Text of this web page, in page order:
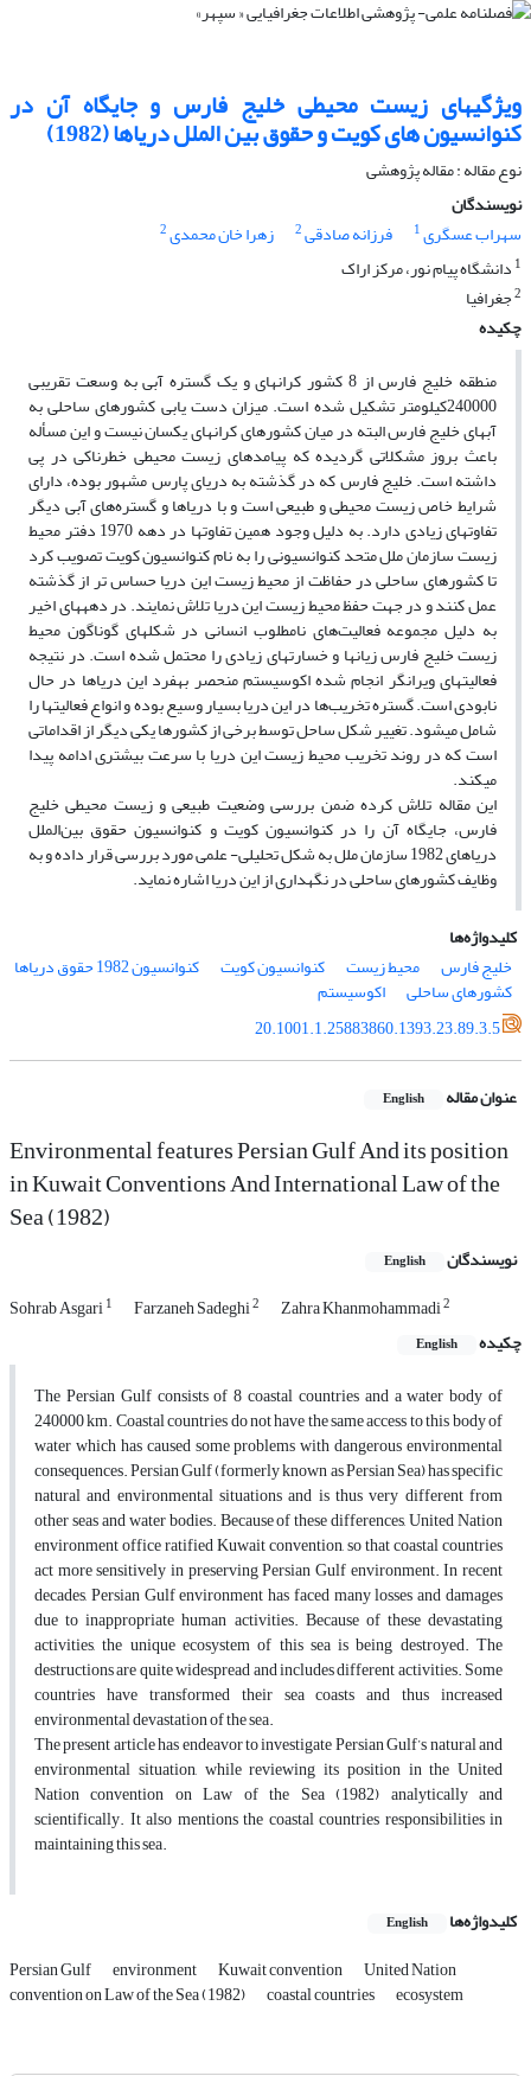
ویژگی‎های زیست محیطی خلیج فارس و جایگاه آن در
کنوانسیون های کویت و حقوق بین الملل دریاها (1982)
نوع مقاله : مقاله پژوهشی
نویسندگان
سهراب عسگری1 فرزانه صادقی2 زهرا خان محمدی2
1 دانشگاه پیام نور، مرکز اراک
2جغرافیا
چکیده
منطقه خلیج فارس از 8 کشور کرانه‎ای و یک گستره آبی به وسعت تقریبی
240000کیلومتر تشکیل شده است. میزان دست یابی کشورهای ساحلی به
آب‎های خلیج فارس البته در میان کشورهای کرانه‎ای یکسان نیست و این مسأله
باعث بروز مشکلاتی گردیده که پیامدهای زیست محیطی خطرناکی در پی
داشته است. خلیج فارس که در گذشته به دریای پارس مشهور بوده، دارای
شرایط خاص زیست محیطی و طبیعی است و با دریاها و گستره‌های آبی دیگر
تفاوت‎های زیادی دارد. به دلیل وجود همین تفاوت‎ها در دهه 1970 دفتر محیط
زیست سازمان ملل متحد کنوانسیونی را به نام کنوانسیون کویت تصویب کرد
تا کشورهای ساحلی در حفاظت از محیط زیست این دریا حساس تر از گذشته
عمل کنند و در جهت حفظ محیط زیست این دریا تلاش نمایند. در دهه‎های اخیر
به دلیل مجموعه فعالیت‌های نامطلوب انسانی در شکل‎های گوناگون محیط
زیست خلیج فارس زیان‎ها و خسارت‎های ‎زیادی را محتمل شده است. در نتیجه
فعالیت‎های ویرانگر انجام شده اکوسیستم منحصر به‎فرد این دریاها در حال
نابودی است. گستره تخریب‌ها در این دریا بسیار وسیع بوده و انواع فعالیت‎ها را
شامل می‎شود. تغییر شکل ساحل توسط برخی از کشورها یکی دیگر از اقداماتی
است که در روند تخریب محیط زیست این دریا با سرعت بیشتری ادامه پیدا
می‎کند.
این مقاله تلاش ‎کرده ضمن بررسی وضعیت طبیعی و زیست محیطی خلیج
فارس، جایگاه آن را در کنوانسیون کویت و کنوانسیون حقوق بین‌الملل
دریاهای 1982 سازمان ملل به شکل تحلیلی- علمی مورد بررسی قرار داده و به
وظایف کشورهای ساحلی در نگهداری از این دریا اشاره نماید.
کلیدواژه‌ها
خلیج فارس
محیط زیست کنوانسیون کویت کنوانسیون 1982 حقوق دریاها
کشورهای ساحلی
اکوسیستم
20.1001.1.25883860.1393.23.89.3.5
عنوان مقاله English
Environmental features Persian Gulf And its position
in Kuwait Conventions And International Law of the
Sea (1982)
نویسندگان English
Sohrab Asgari1 Farzaneh Sadeghi2 Zahra Khanmohammadi2
چکیده English
The Persian Gulf consists of 8 coastal countries and a water body of
240000 km. Coastal countries do not have the same access to this body of
water which has caused some problems with dangerous environmental
consequences. Persian Gulf (formerly known as Persian Sea) has specific
natural and environmental situations and is thus very different from
other seas and water bodies. Because of these differences, United Nation
environment office ratified Kuwait convention, so that coastal countries
act more sensitively in preserving Persian Gulf environment. In recent
decades, Persian Gulf environment has faced many losses and damages
due to inappropriate human activities. Because of these devastating
activities, the unique ecosystem of this sea is being destroyed. The
destructions are quite widespread and includes different activities. Some
countries have transformed their sea coasts and thus increased
environmental devastation of the sea.
The present article has endeavor to investigate Persian Gulf’s natural and
environmental situation, while reviewing its position in the United
Nation convention on Law of the Sea (1982) analytically and
scientifically. It also mentions the coastal countries responsibilities in
maintaining this sea.
کلیدواژه‌ها English
Persian Gulf environment Kuwait convention United Nation
convention on Law of the Sea (1982) coastal countries ecosystem